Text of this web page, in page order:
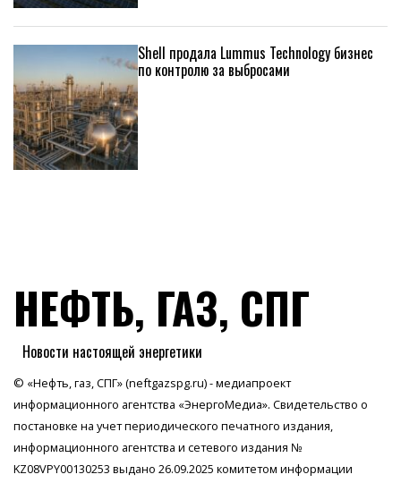
Shell продала Lummus Technology бизнес
по контролю за выбросами
НЕФТЬ, ГАЗ, СПГ
Новости настоящей энергетики
© «Нефть, газ, СПГ» (neftgazspg.ru) - медиапроект
информационного агентства «ЭнергоМедиа». Свидетельство о
постановке на учет периодического печатного издания,
информационного агентства и сетевого издания №
KZ08VPY00130253 выдано 26.09.2025 комитетом информации